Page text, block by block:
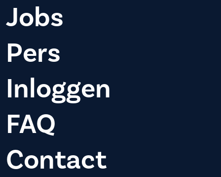
Jobs
Pers
Inloggen
FAQ
Contact